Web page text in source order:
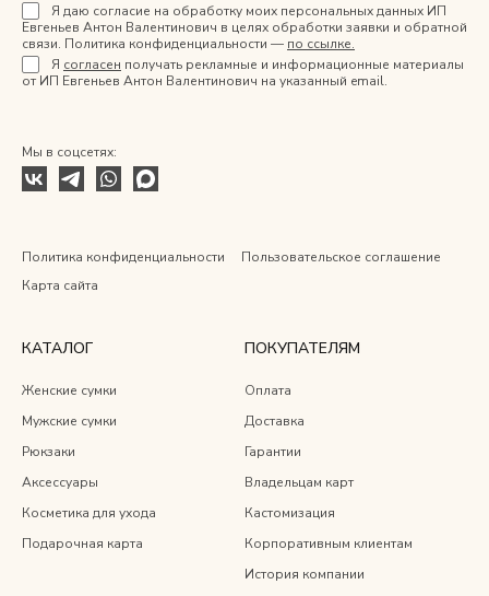
Я даю согласие на обработку моих персональных данных ИП
Евгеньев Антон Валентинович в целях обработки заявки и обратной
связи. Политика конфиденциальности — по ссылке.
Я согласен получать рекламные и информационные материалы
от ИП Евгеньев Антон Валентинович на указанный email.
Мы в соцсетях:
Политика конфиденциальности
Пользовательское соглашение
Карта сайта
КАТАЛОГ
Женские сумки
Мужские сумки
Рюкзаки
Аксессуары
Косметика для ухода
Подарочная карта
ПОКУПАТЕЛЯМ
Оплата
Доставка
Гарантии
Владельцам карт
Кастомизация
Корпоративным клиентам
История компании